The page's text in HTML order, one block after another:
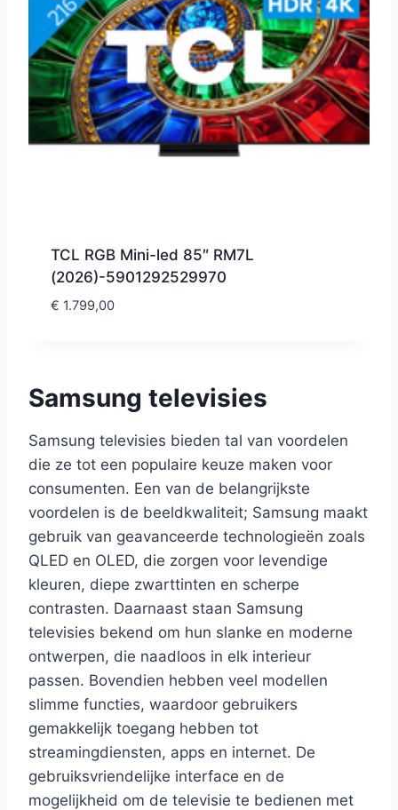
TCL RGB Mini-led 85″ RM7L
(2026)-5901292529970
€ 1.799,00
Samsung televisies
Samsung televisies bieden tal van voordelen
die ze tot een populaire keuze maken voor
consumenten. Een van de belangrijkste
voordelen is de beeldkwaliteit; Samsung maakt
gebruik van geavanceerde technologieën zoals
QLED en OLED, die zorgen voor levendige
kleuren, diepe zwarttinten en scherpe
contrasten. Daarnaast staan Samsung
televisies bekend om hun slanke en moderne
ontwerpen, die naadloos in elk interieur
passen. Bovendien hebben veel modellen
slimme functies, waardoor gebruikers
gemakkelijk toegang hebben tot
streamingdiensten, apps en internet. De
gebruiksvriendelijke interface en de
mogelijkheid om de televisie te bedienen met